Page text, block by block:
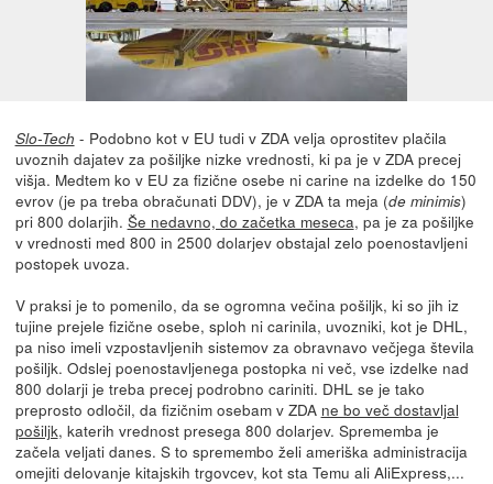
Slo-Tech - Podobno kot v EU tudi v ZDA velja oprostitev plačila
uvoznih dajatev za pošiljke nizke vrednosti, ki pa je v ZDA precej
višja. Medtem ko v EU za fizične osebe ni carine na izdelke do 150
evrov (je pa treba obračunati DDV), je v ZDA ta meja (de minimis)
pri 800 dolarjih. Še nedavno, do začetka meseca, pa je za pošiljke
v vrednosti med 800 in 2500 dolarjev obstajal zelo poenostavljeni
postopek uvoza.
V praksi je to pomenilo, da se ogromna večina pošiljk, ki so jih iz
tujine prejele fizične osebe, sploh ni carinila, uvozniki, kot je DHL,
pa niso imeli vzpostavljenih sistemov za obravnavo večjega števila
pošiljk. Odslej poenostavljenega postopka ni več, vse izdelke nad
800 dolarji je treba precej podrobno cariniti. DHL se je tako
preprosto odločil, da fizičnim osebam v ZDA ne bo več dostavljal
pošiljk, katerih vrednost presega 800 dolarjev. Sprememba je
začela veljati danes. S to spremembo želi ameriška administracija
omejiti delovanje kitajskih trgovcev, kot sta Temu ali AliExpress,...